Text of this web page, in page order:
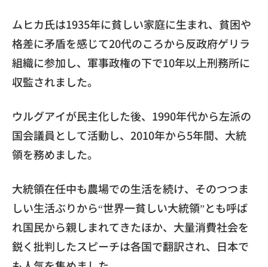
ムヒカ氏は1935年に貧しい家庭に生まれ、貧困や
格差に矛盾を感じて20代のころから反政府ゲリラ
組織に参加し、軍事政権の下で10年以上刑務所に
収監されました。
ウルグアイが民主化した後、1990年代から左派の
国会議員として活動し、2010年から5年間、大統
領を務めました。
大統領在任中も農場での生活を続け、そのつつま
しい生活ぶりから“世界一貧しい大統領”とも呼ば
れ国民から親しまれてきたほか、大量消費社会を
鋭く批判したスピーチは各国で翻訳され、日本で